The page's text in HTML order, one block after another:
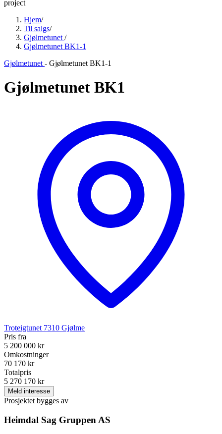
project
Hjem/
Til salgs/
Gjølmetunet /
Gjølmetunet BK1-1
Gjølmetunet - Gjølmetunet BK1-1
Gjølmetunet BK1
Troteigtunet 7310 Gjølme
Pris fra
5 200 000 kr
Omkostninger
70 170 kr
Totalpris
5 270 170 kr
Meld interesse
Prosjektet bygges av
Heimdal Sag Gruppen AS